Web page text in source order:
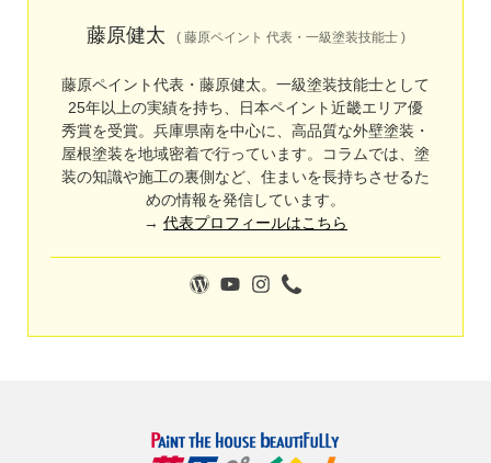
藤原健太 (藤原ペイント 代表・一級塗装技能士 )
藤原ペイント代表・藤原健太。一級塗装技能士として
25年以上の実績を持ち、日本ペイント近畿エリア優
秀賞を受賞。兵庫県南を中心に、高品質な外壁塗装・
屋根塗装を地域密着で行っています。コラムでは、塗
装の知識や施工の裏側など、住まいを長持ちさせるた
めの情報を発信しています。
→ 代表プロフィールはこちら